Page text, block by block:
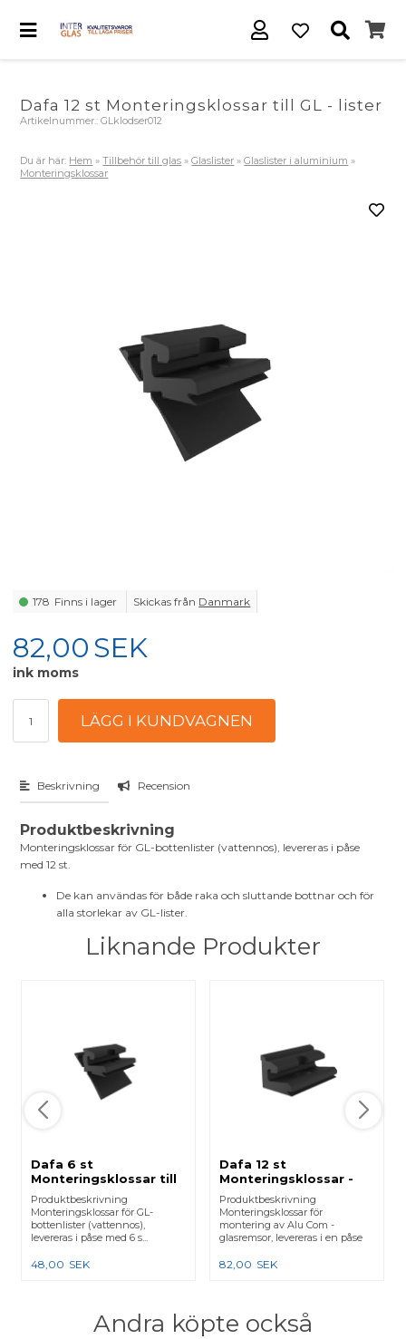
Dafa 12 st Monteringsklossar till GL - lister
Artikelnummer.:GLklodser012
Du är här: Hem »Tillbehör till glas »Glaslister »Glaslister i aluminium »
Monteringsklossar
178 Finns i lager Skickas från Danmark
82,00SEK
ink moms
Beskrivning Recension
Produktbeskrivning
Monteringsklossar för GL-bottenlister (vattennos), levereras i påse
med 12 st.
De kan användas för både raka och sluttande bottnar och för
alla storlekar av GL-lister.
Liknande Produkter
Dafa 6 st
Monteringsklossar till
GL - lister
Produktbeskrivning
Monteringsklossar för GL-
bottenlister (vattennos),
levereras i påse med 6 s...
48,00 SEK
Dafa 12 st
Monteringsklossar -
Alu-Com til 16x16
Produktbeskrivning
Monteringsklossar för
montering av Alu Com -
glasremsor, levereras i en påse
82,00 SEK
Andra köpte också